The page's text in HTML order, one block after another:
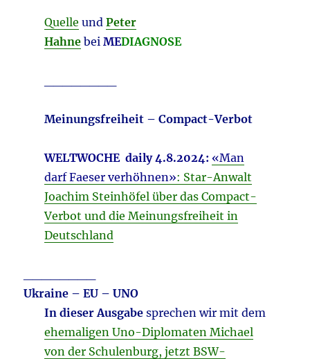
Quelle und Peter
Hahnebei MEDIAGNOSE
Meinungsfreiheit – Compact-Verbot
WELTWOCHE daily 4.8.2024: «Man
darf Faeser verhöhnen»: Star-Anwalt
Joachim Steinhöfel über das Compact-
Verbot und die Meinungsfreiheit in
Deutschland
Ukraine – EU – UNO
In dieser Ausgabesprechen wir mit dem
ehemaligen Uno-Diplomaten Michael
von der Schulenburg, jetzt BSW-